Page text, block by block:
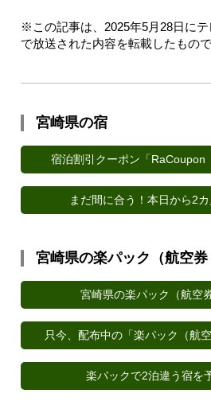
※この記事は、2025年5月28日にテ
で放送された内容を転載したもので
宮崎県の宿
宿泊割引クーポン「RaCoupon
まだ間に合う！本日から2
宮崎県の楽パック（航空券
宮崎県の楽パック（航空
只今、配布中の「楽パック（航
楽パックで2泊違う宿を